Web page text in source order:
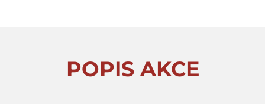
POPIS AKCE